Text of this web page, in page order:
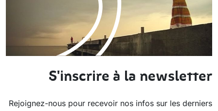
S'inscrire à la newsletter
Rejoignez-nous pour recevoir nos infos sur les derniers